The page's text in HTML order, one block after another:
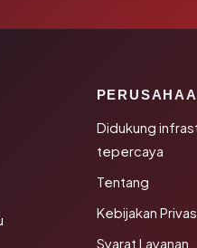
Didukung
tepercaya
Tentang
Kebijakan
Syarat Layanan